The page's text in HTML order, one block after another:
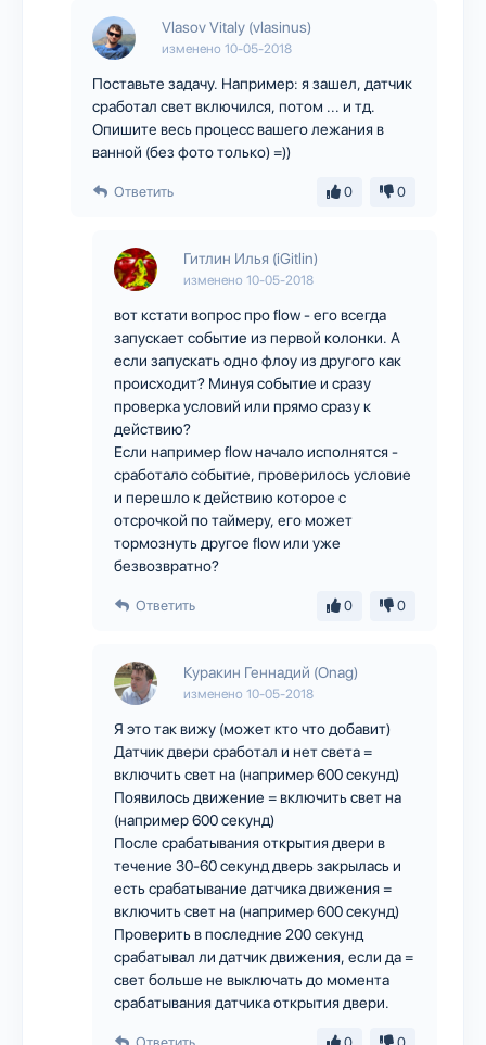
Vlasov Vitaly (vlasinus)
изменено 10-05-2018
Поставьте задачу. Например: я зашел, датчик
сработал свет включился, потом ... и тд.
Опишите весь процесс вашего лежания в
ванной (без фото только) =))
Ответить 0 0
Гитлин Илья (iGitlin)
изменено 10-05-2018
вот кстати вопрос про flow - его всегда
запускает событие из первой колонки. А
если запускать одно флоу из другого как
происходит? Минуя событие и сразу
проверка условий или прямо сразу к
действию?
Если например flow начало исполнятся -
сработало событие, проверилось условие
и перешло к действию которое с
отсрочкой по таймеру, его может
тормознуть другое flow или уже
безвозвратно?
Ответить 0 0
Куракин Геннадий (Onag)
изменено 10-05-2018
Я это так вижу (может кто что добавит)
Датчик двери сработал и нет света =
включить свет на (например 600 секунд)
Появилось движение = включить свет на
(например 600 секунд)
После срабатывания открытия двери в
течение 30-60 секунд дверь закрылась и
есть срабатывание датчика движения =
включить свет на (например 600 секунд)
Проверить в последние 200 секунд
срабатывал ли датчик движения, если да =
свет больше не выключать до момента
срабатывания датчика открытия двери.